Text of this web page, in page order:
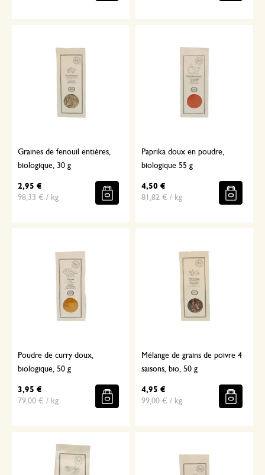
Graines de fenouil entières,
biologique, 30 g
2,95 €
98,33 € / kg
Paprika doux en poudre,
biologique 55 g
4,50 €
81,82 € / kg
Poudre de curry doux,
biologique, 50 g
3,95 €
79,00 € / kg
Mélange de grains de poivre 4
saisons, bio, 50 g
4,95 €
99,00 € / kg